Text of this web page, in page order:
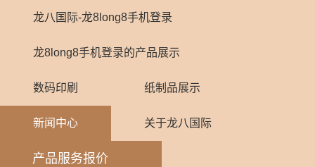
龙八国际-龙8long8手机登录
龙8long8手机登录的产品展示
数码印刷 纸制品展示
新闻中心 关于龙八国际
产品服务报价